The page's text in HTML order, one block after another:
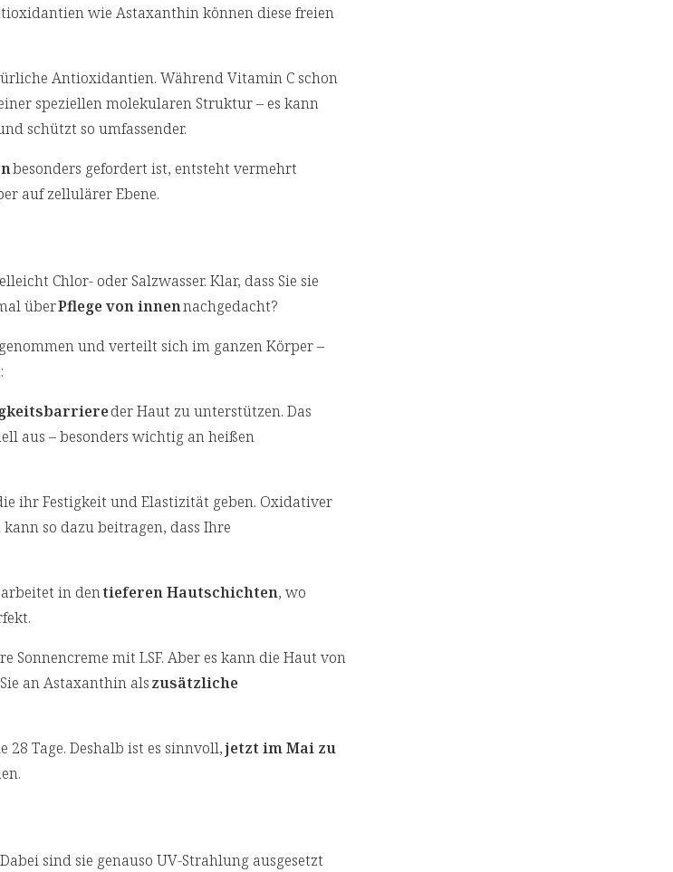
wie Astaxanthin können diese freien
Antioxidantien. Während Vitamin C schon
speziellen molekularen Struktur – es kann
schützt so umfassender.
besonders gefordert ist, entsteht vermehrt
auf zellulärer Ebene.
Chlor- oder Salzwasser. Klar, dass Sie sie
überPflege von innennachgedacht?
und verteilt sich im ganzen Körper –
der Haut zu unterstützen. Das
aus – besonders wichtig an heißen
ihr Festigkeit und Elastizität geben. Oxidativer
so dazu beitragen, dass Ihre
in dentieferen Hautschichten, wo
Sonnencreme mit LSF. Aber es kann die Haut von
an Astaxanthin alszusätzliche
Tage. Deshalb ist es sinnvoll,jetzt im Mai zu
sind sie genauso UV-Strahlung ausgesetzt